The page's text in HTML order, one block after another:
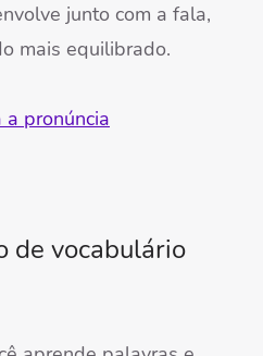
junto com a fala,
mais equilibrado.
a pronúncia
de vocabulário